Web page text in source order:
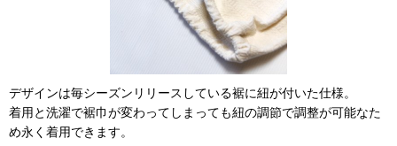
デザインは毎シーズンリリースしている裾に紐が付いた仕様。
着用と洗濯で裾巾が変わってしまっても紐の調節で調整が可能なた
め永く着用できます。